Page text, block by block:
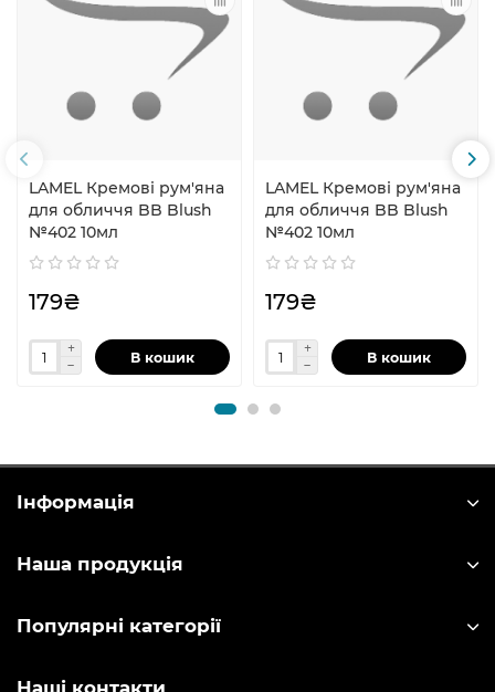
LAMEL Кремові рум'яна
для обличчя BB Blush
№402 10мл
179₴
В кошик
LAMEL Кремові рум'яна
для обличчя BB Blush
№402 10мл
179₴
В кошик
Інформація
Наша продукція
Популярні категорії